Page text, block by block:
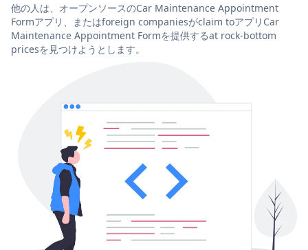
他の人は、オープンソースのCar Maintenance Appointment
Formアプリ、またはforeign companiesがclaim toアプリCar
Maintenance Appointment Formを提供するat rock-bottom
pricesを見つけようとします。